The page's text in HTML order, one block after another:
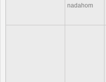
nadahom